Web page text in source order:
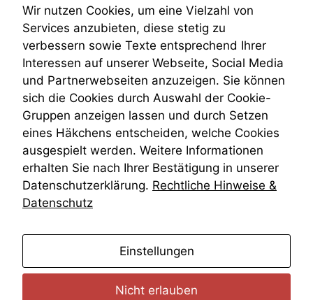
Teilungsklage
Venezuela
VRK
Wiederherstellungsanordnung
Zivilprozessordnung
ZPO
Zustellfiktion
Zuständigkeit
Öffentliches Personalrecht
Öffentlichkeitsprinzip
Wir nutzen Cookies, um eine Vielzahl von
Services anzubieten, diese stetig zu
verbessern sowie Texte entsprechend Ihrer
Interessen auf unserer Webseite, Social Media
und Partnerwebseiten anzuzeigen. Sie können
sich die Cookies durch Auswahl der Cookie-
Gruppen anzeigen lassen und durch Setzen
eines Häkchens entscheiden, welche Cookies
ausgespielt werden. Weitere Informationen
erhalten Sie nach Ihrer Bestätigung in unserer
Datenschutzerklärung. Rechtliche Hinweise &
Datenschutz
Einstellungen
Nicht erlauben